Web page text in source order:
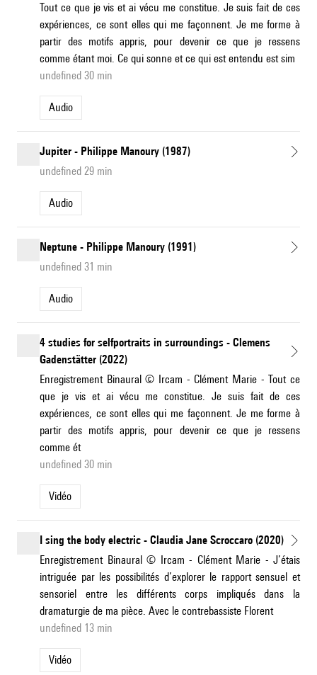
Tout ce que je vis et ai vécu me constitue. Je suis fait de ces
expériences, ce sont elles qui me façonnent. Je me forme à
partir des motifs appris, pour devenir ce que je ressens
comme étant moi. Ce qui sonne et ce qui est entendu est sim
undefined 30 min
Audio
Jupiter - Philippe Manoury (1987)
undefined 29 min
Audio
Neptune - Philippe Manoury (1991)
undefined 31 min
Audio
4 studies for selfportraits in surroundings - Clemens
Gadenstätter (2022)
Enregistrement Binaural © Ircam - Clément Marie - Tout ce
que je vis et ai vécu me constitue. Je suis fait de ces
expériences, ce sont elles qui me façonnent. Je me forme à
partir des motifs appris, pour devenir ce que je ressens
comme ét
undefined 30 min
Vidéo
I sing the body electric - Claudia Jane Scroccaro (2020)
Enregistrement Binaural © Ircam - Clément Marie - J’étais
intriguée par les possibilités d’explorer le rapport sensuel et
sensoriel entre les différents corps impliqués dans la
dramaturgie de ma pièce. Avec le contrebassiste Florent
undefined 13 min
Vidéo